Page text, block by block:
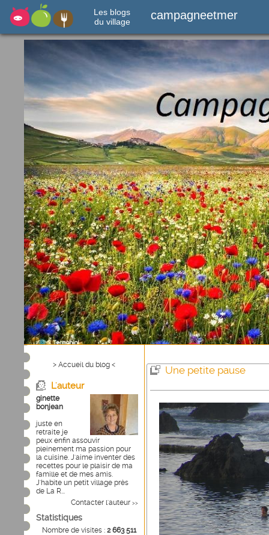
Les blogs
du village
campagneetmer
> Accueil du blog <
L'auteur
ginette
bonjean
juste en
retraite je
peux enfin assouvir
pleinement ma passion pour
la cuisine. J'aime inventer des
recettes pour le plaisir de ma
famille et de mes amis.
J'habite un petit village près
de La R...
Contacter l'auteur >>
Statistiques
Nombre de visites : 2 663 511
Une petite pause